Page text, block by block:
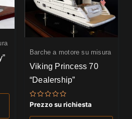
Barche a motore su misura
Viking Princess 70
“Dealership”
Valutato
0
su
Prezzo su richiesta